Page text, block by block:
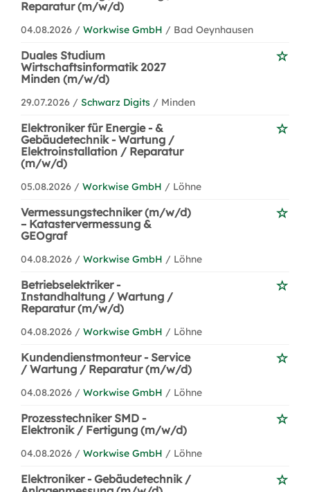
Reparatur (m/w/d)
04.08.2026 / Workwise GmbH / Bad Oeynhausen
Duales Studium
Wirtschaftsinformatik 2027
Minden (m/w/d)
29.07.2026 / Schwarz Digits / Minden
Elektroniker für Energie - &
Gebäudetechnik - Wartung /
Elektroinstallation / Reparatur
(m/w/d)
05.08.2026 / Workwise GmbH / Löhne
Vermessungstechniker (m/w/d)
– Katastervermessung &
GEOgraf
04.08.2026 / Workwise GmbH / Löhne
Betriebselektriker -
Instandhaltung / Wartung /
Reparatur (m/w/d)
04.08.2026 / Workwise GmbH / Löhne
Kundendienstmonteur - Service
/ Wartung / Reparatur (m/w/d)
04.08.2026 / Workwise GmbH / Löhne
Prozesstechniker SMD -
Elektronik / Fertigung (m/w/d)
04.08.2026 / Workwise GmbH / Löhne
Elektroniker - Gebäudetechnik /